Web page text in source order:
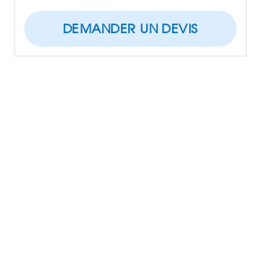
DEMANDER UN DEVIS